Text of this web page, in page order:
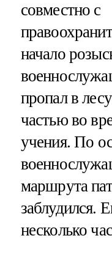
совместно с
начало
пропал в
частью во
учения. По
маршрута
заблудился.
несколько